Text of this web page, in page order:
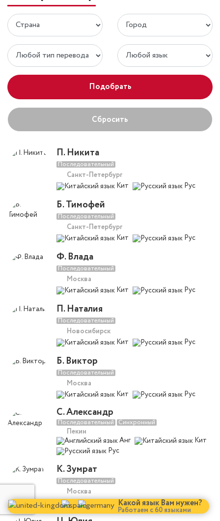
Какой язык Вам нужен?
Работаем с 60 языками
Подобрать
Сбросить
П. Никита
Последовательный
Санкт-Петербург
Кит Рус
Б. Тимофей
Последовательный
Санкт-Петербург
Кит Рус
Ф. Влада
Последовательный
Москва
Кит Рус
П. Наталия
Последовательный
Новосибирск
Кит Рус
Б. Виктор
Последовательный
Москва
Кит Рус
С. Александр
Последовательный Синхронный
Пекин
Анг
Кит
Рус
К. Зумрат
Последовательный
Москва
Кит Рус